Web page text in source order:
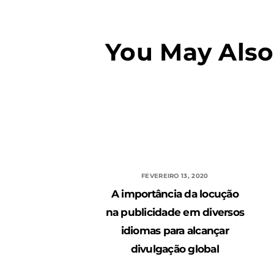
You May
FEVEREIRO 13, 2020
A importância da locução
na publicidade em diversos
idiomas para alcançar
divulgação global